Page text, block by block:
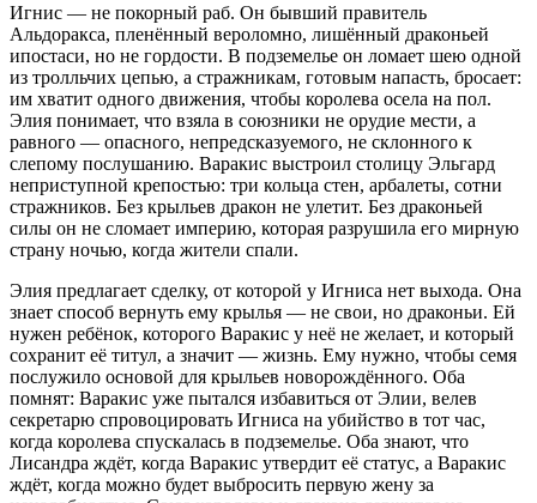
Игнис — не покорный раб. Он бывший правитель
Альдоракса, пленённый вероломно, лишённый драконьей
ипостаси, но не гордости. В подземелье он ломает шею одной
из тролльчих цепью, а стражникам, готовым напасть, бросает:
им хватит одного движения, чтобы королева осела на пол.
Элия понимает, что взяла в союзники не орудие мести, а
равного — опасного, непредсказуемого, не склонного к
слепому послушанию. Варакис выстроил столицу Эльгард
неприступной крепостью: три кольца стен, арбалеты, сотни
стражников. Без крыльев дракон не улетит. Без драконьей
силы он не сломает империю, которая разрушила его мирную
страну ночью, когда жители спали.
Элия предлагает сделку, от которой у Игниса нет выхода. Она
знает способ вернуть ему крылья — не свои, но драконьи. Ей
нужен ребёнок, которого Варакис у неё не желает, и который
сохранит её титул, а значит — жизнь. Ему нужно, чтобы семя
послужило основой для крыльев новорождённого. Оба
помнят: Варакис уже пытался избавиться от Элии, велев
секретарю спровоцировать Игниса на убийство в тот час,
когда королева спускалась в подземелье. Оба знают, что
Лисандра ждёт, когда Варакис утвердит её статус, а Варакис
ждёт, когда можно будет выбросить первую жену за